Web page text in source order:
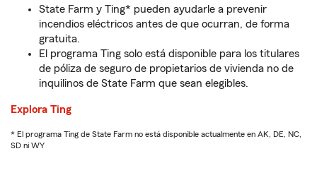
State Farm y Ting* pueden ayudarle a prevenir
incendios eléctricos antes de que ocurran, de forma
gratuita.
El programa Ting solo está disponible para los titulares
de póliza de seguro de propietarios de vivienda no de
inquilinos de State Farm que sean elegibles.
Explora Ting
* El programa Ting de State Farm no está disponible actualmente en AK, DE, NC,
SD ni WY